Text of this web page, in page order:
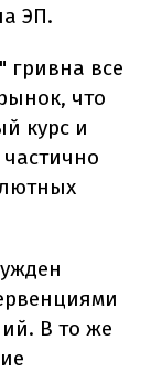
ЭП.
гривна все
что
курс и
В то же